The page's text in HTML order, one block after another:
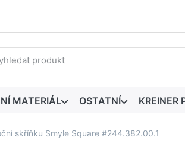
výraz. První výsledky se zobrazí
MATERIÁL OSTATNÍ KREINER
skříňku Smyle Square #244.382.00.1